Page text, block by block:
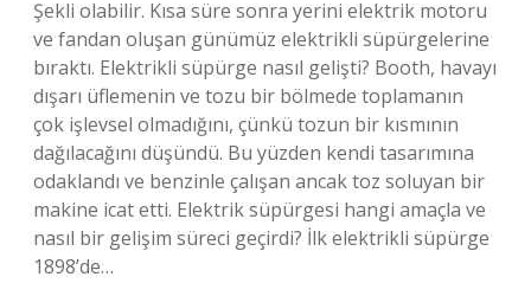
Şekli olabilir. Kısa süre sonra yerini elektrik motoru
ve fandan oluşan günümüz elektrikli süpürgelerine
bıraktı. Elektrikli süpürge nasıl gelişti? Booth, havayı
dışarı üflemenin ve tozu bir bölmede toplamanın
çok işlevsel olmadığını, çünkü tozun bir kısmının
dağılacağını düşündü. Bu yüzden kendi tasarımına
odaklandı ve benzinle çalışan ancak toz soluyan bir
makine icat etti. Elektrik süpürgesi hangi amaçla ve
nasıl bir gelişim süreci geçirdi? İlk elektrikli süpürge
1898’de…